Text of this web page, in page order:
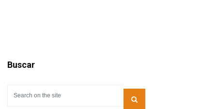
Buscar